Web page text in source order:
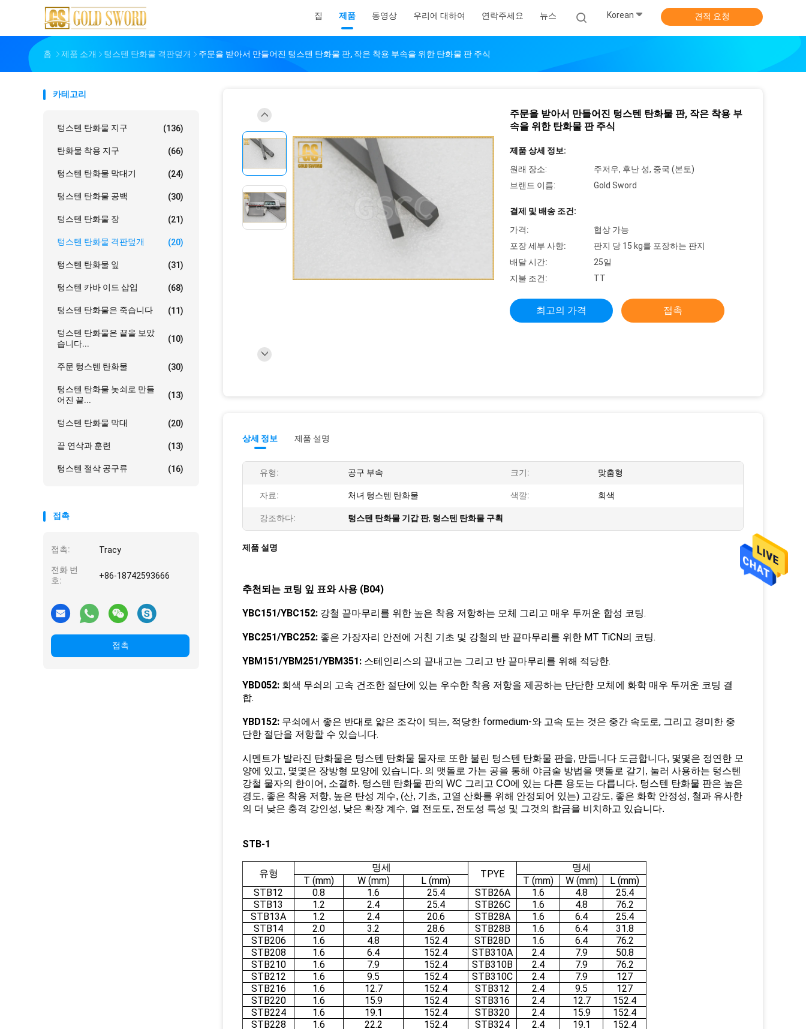
집 제품 동영상 우리에 대하여 연락주세요 뉴스 Korean 견적 요청
홈 제품 소개 텅스텐 탄화물 격판덮개 주문을 받아서 만들어진 텅스텐 탄화물 판, 작은 착용 부속을 위한 탄화물 판 주식
카테고리
텅스텐 탄화물 지구 (136)
탄화물 착용 지구 (66)
텅스텐 탄화물 막대기 (24)
텅스텐 탄화물 공백 (30)
텅스텐 탄화물 장 (21)
텅스텐 탄화물 격판덮개 (20)
텅스텐 탄화물 잎 (31)
텅스텐 카바 이드 삽입 (68)
텅스텐 탄화물은 죽습니다 (11)
텅스텐 탄화물은 끝을 보았
습니다...
(10)
주문 텅스텐 탄화물 (30)
텅스텐 탄화물 놋쇠로 만들
어진 끝...
(13)
텅스텐 탄화물 막대 (20)
끝 연삭과 훈련 (13)
텅스텐 절삭 공구류 (16)
접촉
접촉: Tracy
전화 번
호:
+86-18742593666
접촉
주문을 받아서 만들어진 텅스텐 탄화물 판, 작은 착용 부
속을 위한 탄화물 판 주식
제품 상세 정보:
원래 장소:
주저우, 후난 성, 중국 (본토)
브랜드 이름:
Gold Sword
결제 및 배송 조건:
가격:
협상 가능
포장 세부 사항:
판지 당 15 kg를 포장하는 판지
배달 시간:
25일
지불 조건:
TT
최고의 가격 접촉
상세 정보 제품 설명
유형: 공구 부속 크기: 맞춤형
자료: 처녀 텅스텐 탄화물 색깔: 회색
강조하다: 텅스텐 탄화물 기갑 판, 텅스텐 탄화물 구획
제품 설명
추천되는 코팅 잎 표와 사용 (B04)
YBC151/YBC152: 강철 끝마무리를 위한 높은 착용 저항하는 모체 그리고 매우 두꺼운 합성 코팅.
YBC251/YBC252: 좋은 가장자리 안전에 거친 기초 및 강철의 반 끝마무리를 위한 MT TiCN의 코팅.
YBM151/YBM251/YBM351: 스테인리스의 끝내고는 그리고 반 끝마무리를 위해 적당한.
YBD052: 회색 무쇠의 고속 건조한 절단에 있는 우수한 착용 저항을 제공하는 단단한 모체에 화학 매우 두꺼운 코팅 결
합.
YBD152: 무쇠에서 좋은 반대로 얇은 조각이 되는, 적당한 formedium-와 고속 도는 것은 중간 속도로, 그리고 경미한 중
단한 절단을 저항할 수 있습니다.
시멘트가 발라진 탄화물은 텅스텐 탄화물 물자로 또한 불린 텅스텐 탄화물 판을, 만듭니다 도금합니다, 몇몇은 정연한 모
양에 있고, 몇몇은 장방형 모양에 있습니다. 의 맷돌로 가는 공을 통해 야금술 방법을 맷돌로 갈기, 눌러 사용하는 텅스텐
강철 물자의 한이어, 소결하. 텅스텐 탄화물 판의 WC 그리고 CO에 있는 다른 용도는 다릅니다. 텅스텐 탄화물 판은 높은
경도, 좋은 착용 저항, 높은 탄성 계수, (산, 기초, 고열 산화를 위해 안정되어 있는) 고강도, 좋은 화학 안정성, 철과 유사한
의 더 낮은 충격 강인성, 낮은 확장 계수, 열 전도도, 전도성 특성 및 그것의 합금을 비치하고 있습니다.
STB-1
유형
명세
TPYE
명세
T (mm)
W (mm) L (mm) T (mm) W (mm)
L (mm)
STB12
0.8 1.6 25.4 STB26A 1.6 4.8
25.4
STB13
1.2 2.4 25.4 STB26C 1.6 4.8
76.2
STB13A
1.2 2.4 20.6 STB28A 1.6 6.4
25.4
STB14
2.0 3.2 28.6 STB28B 1.6 6.4
31.8
STB206
1.6 4.8 152.4 STB28D 1.6 6.4
76.2
STB208
1.6 6.4 152.4 STB310A 2.4 7.9
50.8
STB210
1.6 7.9 152.4 STB310B 2.4 7.9
76.2
STB212
1.6 9.5 152.4 STB310C 2.4 7.9
127
STB216
1.6 12.7 152.4 STB312 2.4 9.5
127
STB220
1.6 15.9 152.4 STB316 2.4 12.7
152.4
STB224
1.6 19.1 152.4 STB320 2.4 15.9
152.4
STB228
1.6 22.2 152.4 STB324 2.4 19.1
152.4